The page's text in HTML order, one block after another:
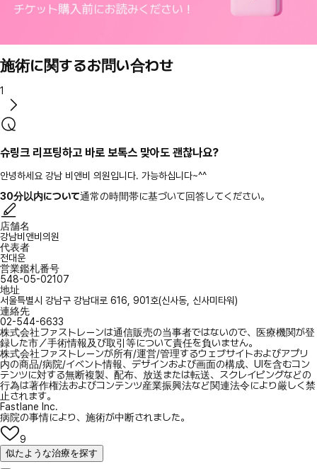
施術に関するお問い合わせ
1
슈링크 리프팅하고 바로 보톡스 맞아도 괜찮나요?
안녕하세요 강남 비앤비 의원입니다. 가능하십니다~^^
30分以内について通常の時間帯に基づいて回答してください。
店舗名
강남비앤비의원
代表者
전대운
営業鑑札番号
548-05-02107
地址
서울특별시 강남구 강남대로 616, 901호(신사동, 신사미타워)
連絡先
02-544-6633
株式会社ファストレーンは通信販売の当事者ではないので、医療機関が登
録した市／手術情報及び取引等について責任を負いません。
株式会社ファストレーンが所有/運営/管理するウェブサイトおよびアプリ
内の商品/病院/イベント情報、デザインおよび画面の構成、UIを含むコン
テンツに対する無断複製、配布、放送または転送、スクレイピングなどの
行為は著作権法およびコンテンツ産業振興法など関連法令により厳しく禁
止されます。
Fastlane Inc.
病院の事情により、施術が中断されました。
9
似たような治療を探す